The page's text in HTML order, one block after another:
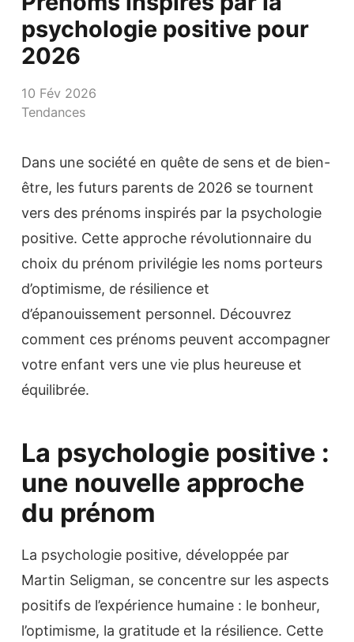
psychologie positive pour
2026
10 Fév 2026
Tendances
Dans une société en quête de sens et de bien-
être, les futurs parents de 2026 se tournent
vers des prénoms inspirés par la psychologie
positive. Cette approche révolutionnaire du
choix du prénom privilégie les noms porteurs
d’optimisme, de résilience et
d’épanouissement personnel. Découvrez
comment ces prénoms peuvent accompagner
votre enfant vers une vie plus heureuse et
équilibrée.
La psychologie positive :
une nouvelle approche
du prénom
La psychologie positive, développée par
Martin Seligman, se concentre sur les aspects
positifs de l’expérience humaine : le bonheur,
l’optimisme, la gratitude et la résilience. Cette